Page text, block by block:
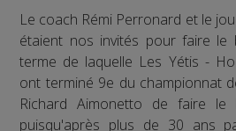
Le coach Rémi Perronard et le
étaient nos invités pour faire le
terme de laquelle Les Yétis -
ont terminé 9e du championnat
Richard Aimonetto de faire
puisqu'après plus de 30 ans